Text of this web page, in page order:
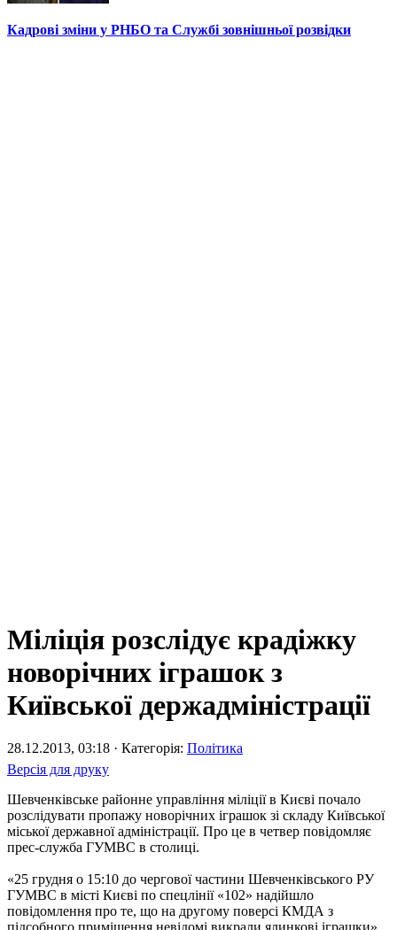
Кадрові зміни у РНБО та Службі зовнішньої розвідки
Міліція розслідує крадіжку
новорічних іграшок з
Київської держадміністрації
28.12.2013, 03:18 · Категорія: Політика
Версія для друку
Шевченківське районне управління міліції в Києві почало
розслідувати пропажу новорічних іграшок зі складу Київської
міської державної адміністрації. Про це в четвер повідомляє
прес-служба ГУМВС в столиці.
«25 грудня о 15:10 до чергової частини Шевченківського РУ
ГУМВС в місті Києві по спецлінії «102» надійшло
повідомлення про те, що на другому поверсі КМДА з
підсобного приміщення невідомі викрали ялинкові іграшки»,